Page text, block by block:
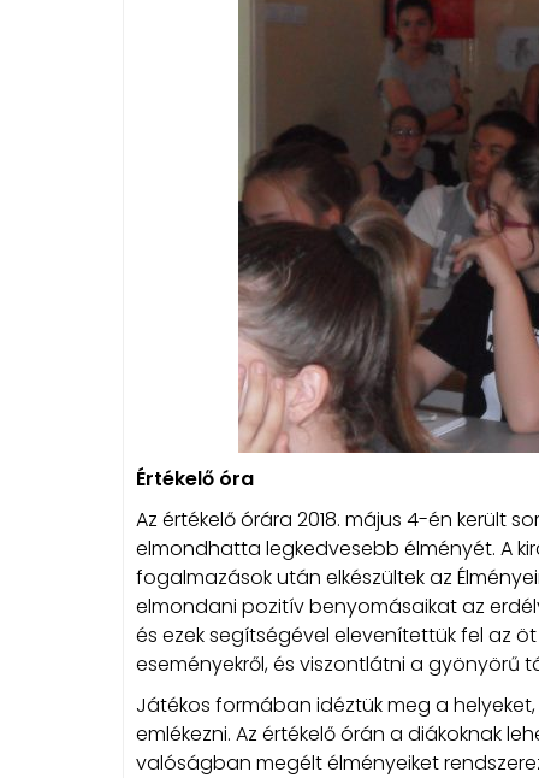
Értékelő óra
Az értékelő órára 2018. május 4-én került
elmondhatta legkedvesebb élményét. A
fogalmazások után elkészültek az
elmondani pozitív benyomásaikat az
és ezek segítségével elevenítettük fel az
eseményekről, és viszontlátni a gyönyörű
Játékos formában idéztük meg a
emlékezni. Az értékelő órán a diákoknak
valóságban megélt élményeiket